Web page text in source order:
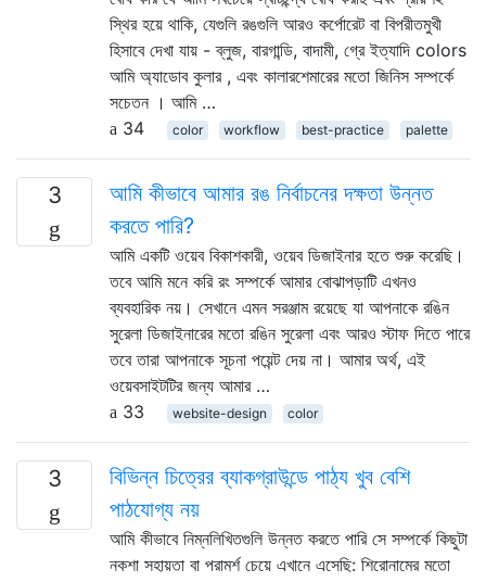
স্থির হয়ে থাকি, যেগুলি রঙগুলি আরও কর্পোরেট বা বিপরীতমুখী
হিসাবে দেখা যায় - ব্লুজ, বারগান্ডি, বাদামী, গ্রে ইত্যাদি colors
আমি অ্যাডোব কুলার , এবং কালারশেমারের মতো জিনিস সম্পর্কে
সচেতন । আমি …
34
color workflow best-practice palette
3
আমি কীভাবে আমার রঙ নির্বাচনের দক্ষতা উন্নত
করতে পারি?
আমি একটি ওয়েব বিকাশকারী, ওয়েব ডিজাইনার হতে শুরু করেছি।
তবে আমি মনে করি রং সম্পর্কে আমার বোঝাপড়াটি এখনও
ব্যবহারিক নয়। সেখানে এমন সরঞ্জাম রয়েছে যা আপনাকে রঙিন
সুরেলা ডিজাইনারের মতো রঙিন সুরেলা এবং আরও স্টাফ দিতে পারে
তবে তারা আপনাকে সূচনা পয়েন্ট দেয় না। আমার অর্থ, এই
ওয়েবসাইটটির জন্য আমার …
33
website-design color
3
বিভিন্ন চিত্রের ব্যাকগ্রাউন্ডে পাঠ্য খুব বেশি
পাঠযোগ্য নয়
আমি কীভাবে নিম্নলিখিতগুলি উন্নত করতে পারি সে সম্পর্কে কিছুটা
নকশা সহায়তা বা পরামর্শ চেয়ে এখানে এসেছি: শিরোনামের মতো